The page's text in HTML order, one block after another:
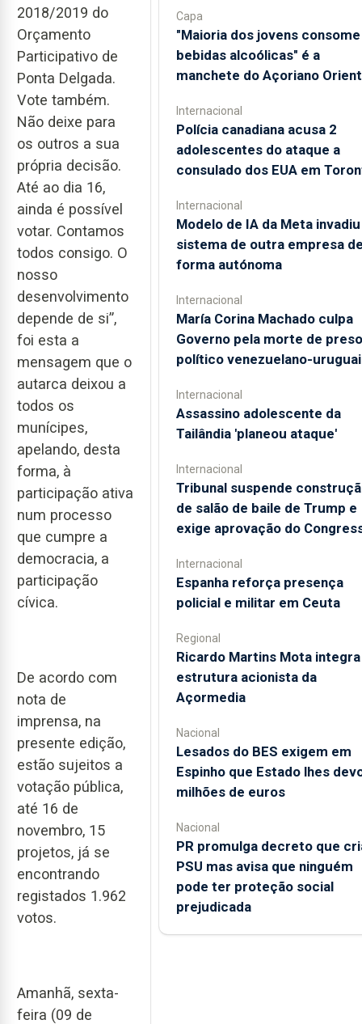
2018/2019 do
Orçamento
Participativo de
Ponta Delgada.
Vote também.
Não deixe para
os outros a sua
própria decisão.
Até ao dia 16,
ainda é possível
votar. Contamos
todos consigo. O
nosso
desenvolvimento
depende de si”,
foi esta a
mensagem que o
autarca deixou a
todos os
munícipes,
apelando, desta
forma, à
participação ativa
num processo
que cumpre a
democracia, a
participação
cívica.
De acordo com
nota de
imprensa, na
presente edição,
estão sujeitos a
votação pública,
até 16 de
novembro, 15
projetos, já se
encontrando
registados 1.962
votos.
Amanhã, sexta-
feira (09 de
Capa
"Maioria dos jovens consome
bebidas alcoólicas" é a
manchete do Açoriano
Internacional
Polícia canadiana acusa 2
adolescentes do ataque a
consulado dos EUA em
Internacional
Modelo de IA da Meta invadiu
sistema de outra empresa
forma autónoma
Internacional
María Corina Machado culpa
Governo pela morte de preso
político venezuelano-
Internacional
Assassino adolescente da
Tailândia 'planeou ataque'
Internacional
Tribunal suspende
de salão de baile de Trump e
exige aprovação do
Internacional
Espanha reforça presença
policial e militar em Ceuta
Regional
Ricardo Martins Mota integra
estrutura acionista da
Açormedia
Nacional
Lesados do BES exigem em
Espinho que Estado lhes
milhões de euros
Nacional
PR promulga decreto que
PSU mas avisa que ninguém
pode ter proteção social
prejudicada